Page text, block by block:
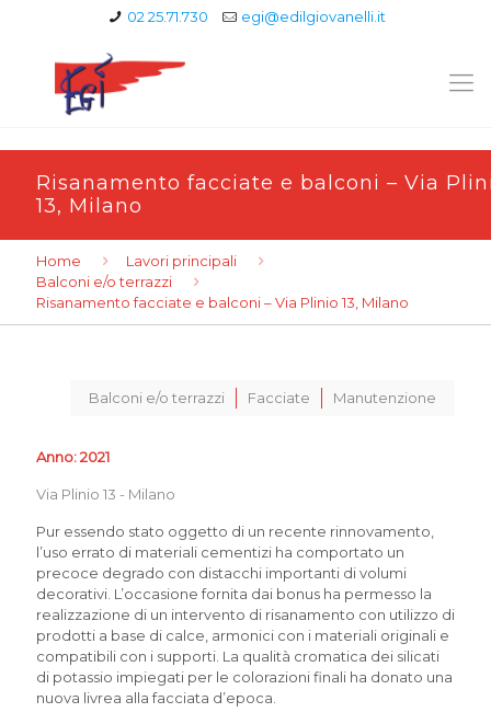
02 25.71.730 egi@edilgiovanelli.it
Risanamento facciate e balconi – Via
13, Milano
Home
Lavori principali
Balconi e/o terrazzi
Risanamento facciate e balconi – Via Plinio 13, Milano
Balconi e/o terrazzi Facciate Manutenzione
Anno: 2021
Via Plinio 13 - Milano
Pur essendo stato oggetto di un recente rinnovamento,
l’uso errato di materiali cementizi ha comportato un
precoce degrado con distacchi importanti di volumi
decorativi. L’occasione fornita dai bonus ha permesso la
realizzazione di un intervento di risanamento con utilizzo di
prodotti a base di calce, armonici con i materiali originali e
compatibili con i supporti. La qualità cromatica dei silicati
di potassio impiegati per le colorazioni finali ha donato una
nuova livrea alla facciata d’epoca.